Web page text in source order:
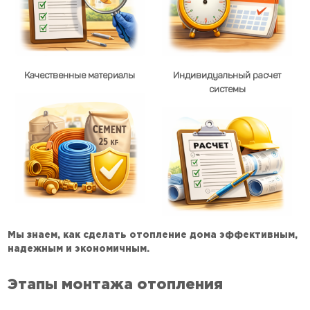
Качественные материалы
Индивидуальный расчет
системы
Мы знаем, как сделать отопление дома эффективным,
надежным и экономичным.
Этапы монтажа отопления